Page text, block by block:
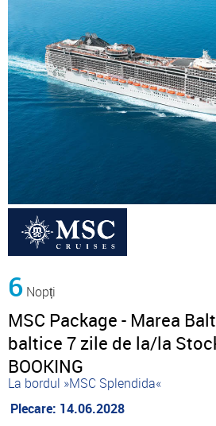
6 Nopți
MSC Package - Marea
baltice 7 zile de la/la
BOOKING
La bordul »MSC Splendida«
Plecare: 14.06.2028